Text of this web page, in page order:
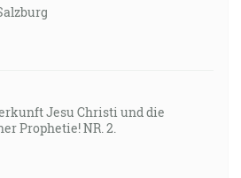
Jesu Christi und die
Prophetie! NR. 2.